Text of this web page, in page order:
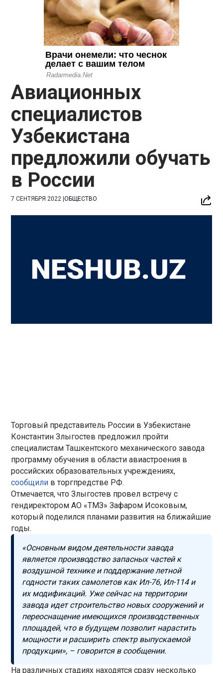
Авиационных
специалистов
Узбекистана
предложили обучать
в России
7 СЕНТЯБРЯ 2022 |ОБЩЕСТВО
Торговый представитель России в Узбекистане
Константин Злыгостев предложил пройти
специалистам Ташкентского механического завода
программу обучения в области авиастроения в
российских образовательных учреждениях,
сообщили в торгпредстве РФ.
Отмечается, что Злыгостев провел встречу с
гендиректором АО «ТМЗ» Зафаром Исоковым,
который поделился планами развития на ближайшие
годы.
«Основным видом деятельности завода
является производство запасных частей к
воздушной технике и поддержание летной
годности таких самолетов как Ил-76, Ил-114 и
их модификаций. Уже сейчас на территории
завода идет строительство новых сооружений и
переоснащение имеющихся производственных
площадей, что в будущем позволит нарастить
мощности и расширить спектр выпускаемой
продукции», – говорится в сообщении.
На различных стадиях находятся сразу несколько